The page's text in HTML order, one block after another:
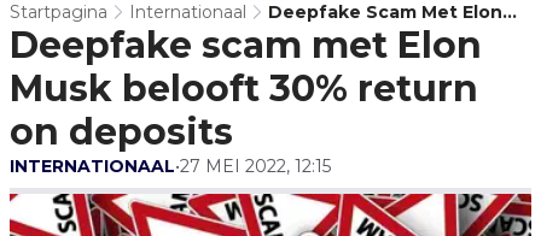
Startpagina Internationaal
Deepfake Scam Met Elon
Musk Belooft 30% Return
On Deposits
Deepfake scam met Elon
Musk belooft 30% return
on deposits
INTERNATIONAAL•27 MEI 2022, 12:15